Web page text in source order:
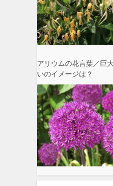
アリウムの花言葉／巨
いのイメージは？